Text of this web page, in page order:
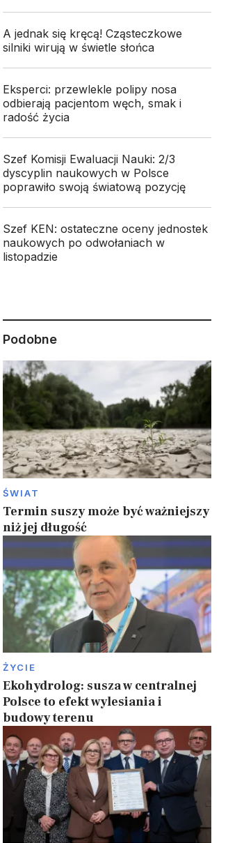
A jednak się kręcą! Cząsteczkowe
silniki wirują w świetle słońca
Eksperci: przewlekle polipy nosa
odbierają pacjentom węch, smak i
radość życia
Szef Komisji Ewaluacji Nauki: 2/3
dyscyplin naukowych w Polsce
poprawiło swoją światową pozycję
Szef KEN: ostateczne oceny jednostek
naukowych po odwołaniach w
listopadzie
Podobne
ŚWIAT
Termin suszy może być ważniejszy
niż jej długość
ŻYCIE
Ekohydrolog: susza w centralnej
Polsce to efekt wylesiania i
budowy terenu